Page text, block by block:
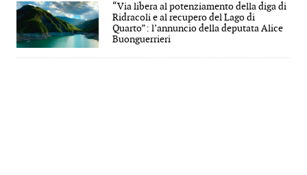
“Via libera al potenziamento della diga di
Ridracoli e al recupero del Lago di
Quarto”: l’annuncio della deputata Alice
Buonguerrieri